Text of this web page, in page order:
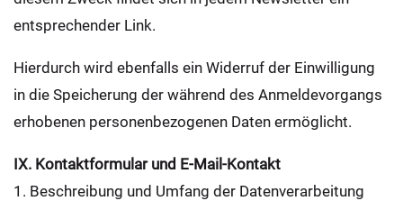
entsprechender Link.
Hierdurch wird ebenfalls ein Widerruf der Einwilligung
in die Speicherung der während des Anmeldevorgangs
erhobenen personenbezogenen Daten ermöglicht.
IX. Kontaktformular und E-Mail-Kontakt
1. Beschreibung und Umfang der Datenverarbeitung